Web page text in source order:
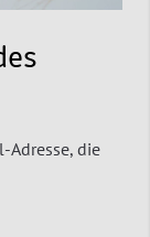
Adresse, die